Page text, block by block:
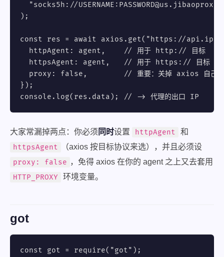
"socks5h://
);
const res = await axios.get("https://
  httpAgent: agent,    // 用于 http:// 目标
  httpsAgent: agent,   // 用于 https:// 目标
proxy: false,        // 重要：关掉 axios 自己的
});
console.log(res.data); // -> 代理的出口 IP
大家常漏掉两点：你必须 同时设置 httpAgent
和
httpsAgent
（axios 按目标协议来选），并且必须设
proxy: false ，免得 axios 在你的 agent 之上又去套用
HTTP_PROXY
环境变量。
got
const got = require("got");